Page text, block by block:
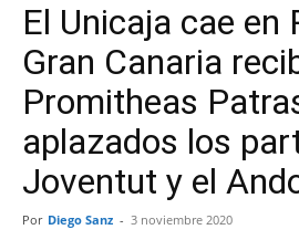
El Unicaja cae en
Gran Canaria
Promitheas
aplazados los
Joventut y el
Por Diego Sanz - 3 noviembre 2020